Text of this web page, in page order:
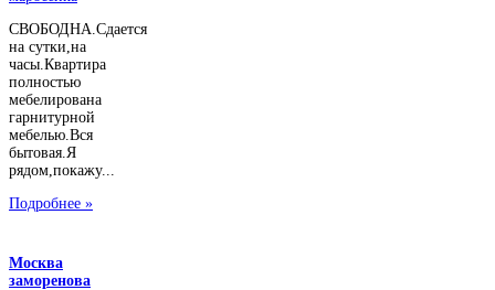
СВОБОДНА.Сдается
на сутки,на
часы.Квартира
полностью
мебелирована
гарнитурной
мебелью.Вся
бытовая.Я
рядом,покажу...
Подробнее »
Москва
заморенова